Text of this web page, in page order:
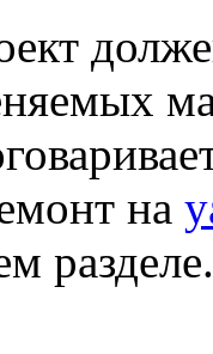
на
разделе.